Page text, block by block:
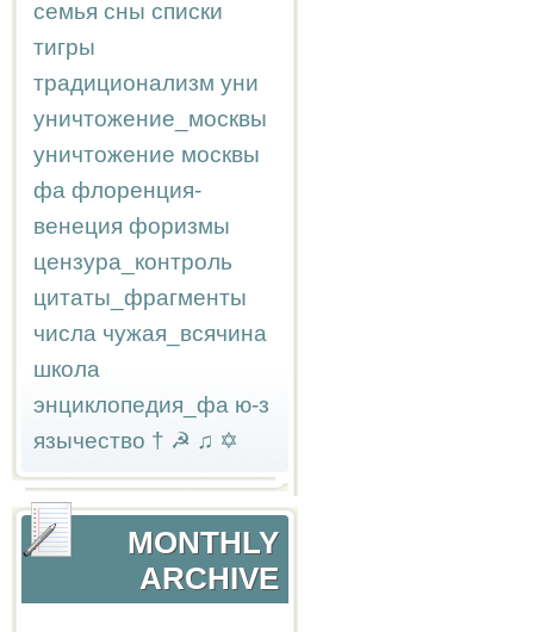
семья сны списки
тигры
традиционализм уни
уничтожение_москвы
уничтожение москвы
фа флоренция-
венеция форизмы
цензура_контроль
цитаты_фрагменты
числа чужая_всячина
школа
энциклопедия_фа ю-з
язычество † ☭ ♫ ✡
MONTHLY
ARCHIVE